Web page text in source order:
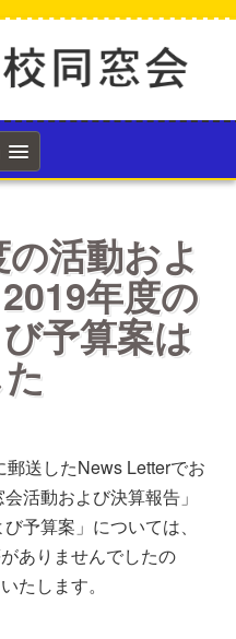
活動およ
年度の
予算案は
送したNews Letterでお
活動および決算報告」
予算案」については、
ありませんでしたの
たします。